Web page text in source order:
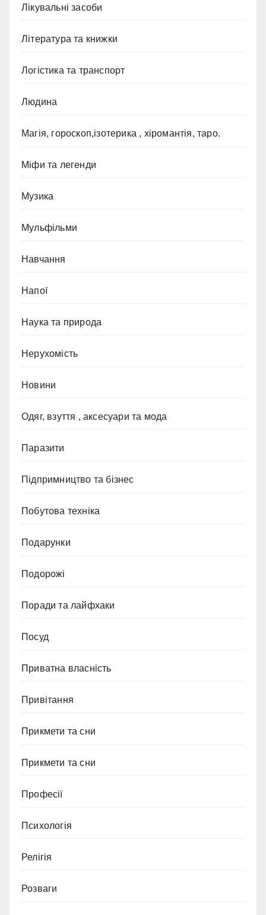
Лікувальні засоби
Література та книжки
Логістика та транспорт
Людина
Магія, гороскоп,ізотерика , хіромантія, таро.
Міфи та легенди
Музика
Мульфільми
Навчання
Напої
Наука та природа
Нерухомість
Новини
Одяг, взуття , аксесуари та мода
Паразити
Підпримництво та бізнес
Побутова техніка
Подарунки
Подорожі
Поради та лайфхаки
Посуд
Приватна власність
Привітання
Прикмети та сни
Прикмети та сни
Професії
Психологія
Релігія
Розваги